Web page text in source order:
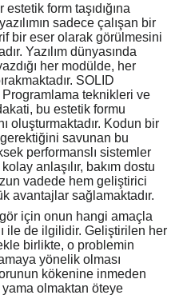
form taşıdığına
sadece çalışan bir
bir eser olarak görülmesini
Yazılım dünyasında
her modülde, her
SOLID
teknikleri ve
bu estetik formu
oluşturmaktadır. Kodun bir
savunan bu
performanslı sistemler
anlaşılır, bakım dostu
vadede hem geliştirici
avantajlar sağlamaktadır.
için onun hangi amaçla
ile de ilgilidir. Geliştirilen her
birlikte, o problemin
yönelik olması
kökenine inmeden
olmaktan öteye